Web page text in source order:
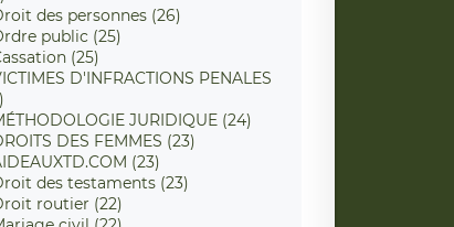
des personnes (26)
public (25)
(25)
D'INFRACTIONS PENALES
JURIDIQUE (24)
DES FEMMES (23)
(23)
des testaments (23)
routier (22)